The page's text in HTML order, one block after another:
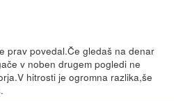
prav povedal.Če gledaš na denar
v noben drugem pogledi ne
hitrosti je ogromna razlika,še